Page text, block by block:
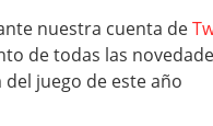
nuestra cuenta de
de todas las
juego de este año